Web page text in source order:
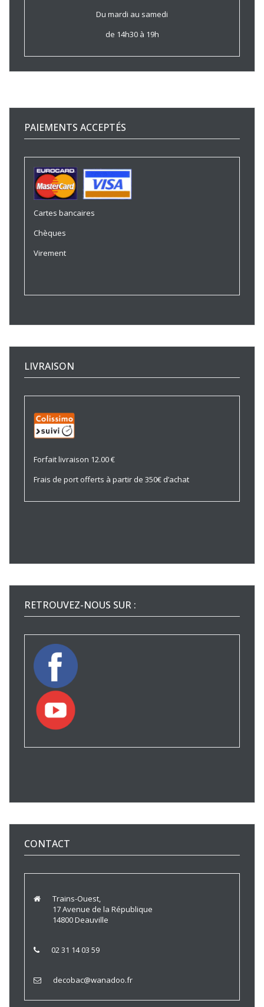
Du mardi au samedi
de 14h30 à 19h
PAIEMENTS ACCEPTÉS
Cartes bancaires
Chèques
Virement
LIVRAISON
Forfait livraison 12.00 €
Frais de port offerts à partir de 350€ d’achat
RETROUVEZ-NOUS SUR :
CONTACT
Trains-Ouest,
17 Avenue de la République
14800 Deauville
02 31 14 03 59
decobac@wanadoo.fr